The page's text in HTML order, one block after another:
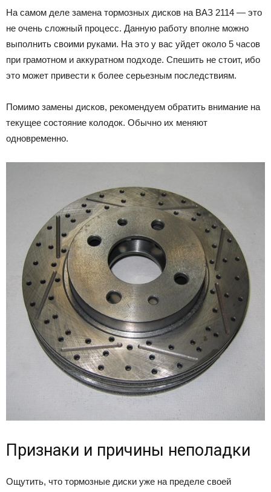
На самом деле замена тормозных дисков на ВАЗ 2114 — это
не очень сложный процесс. Данную работу вполне можно
выполнить своими руками. На это у вас уйдет около 5 часов
при грамотном и аккуратном подходе. Спешить не стоит, ибо
это может привести к более серьезным последствиям.
Помимо замены дисков, рекомендуем обратить внимание на
текущее состояние колодок. Обычно их меняют
одновременно.
Признаки и причины неполадки
Ощутить, что тормозные диски уже на пределе своей